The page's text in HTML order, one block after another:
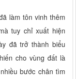
làm tôn vinh thêm
tuy chỉ xuất hiện
đã trở thành biểu
cho vùng đất là
bước chân tìm